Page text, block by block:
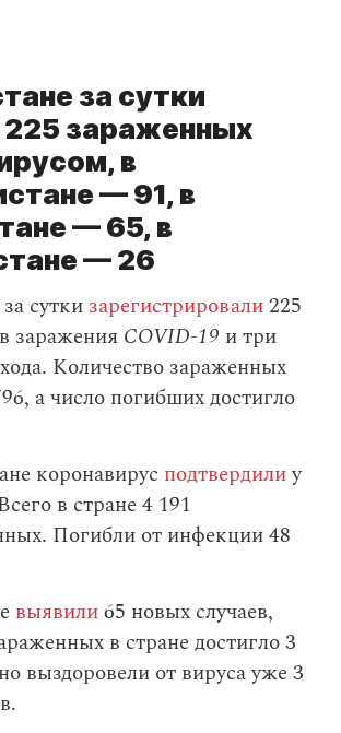
за сутки
225 зараженных
в
— 91, в
— 65, в
— 26
сутки зарегистрировали225
заражения COVID-19 и три
Количество зараженных
а число погибших достигло
коронавирус подтвердилиу
в стране 4 191
Погибли от инфекции 48
выявили65 новых случаев,
в стране достигло 3
выздоровели от вируса уже 3